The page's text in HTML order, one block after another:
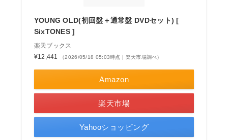
YOUNG OLD(初回盤＋通常盤 DVDセット) [
SixTONES ]
楽天ブックス
¥12,441
（2026/05/18 05:03時点 | 楽天市場調べ）
Amazon
楽天市場
Yahooショッピング